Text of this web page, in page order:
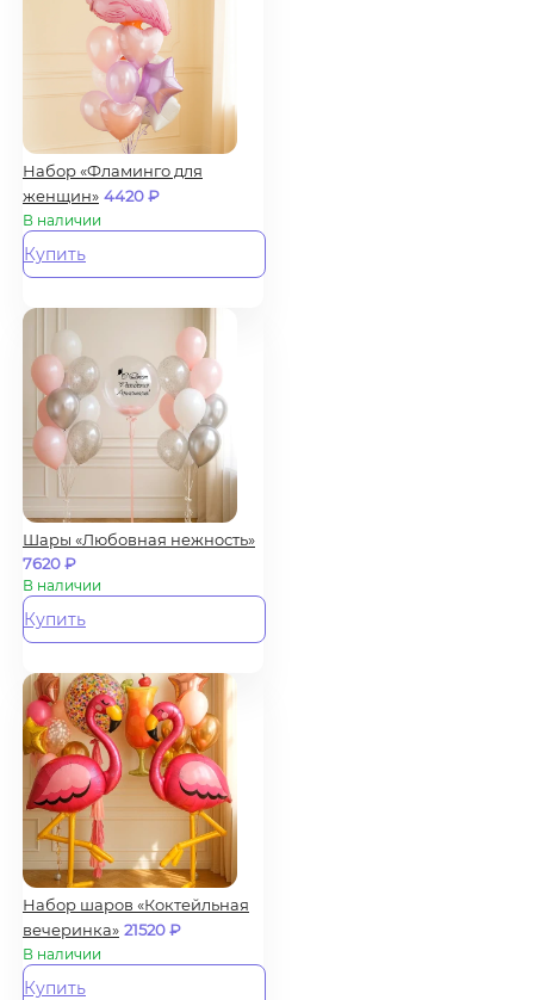
Набор «Фламинго для
женщин» 4420₽
В наличии
Купить
Шары «Любовная нежность»
7620₽
В наличии
Купить
Набор шаров «Коктейльная
вечеринка» 21520₽
В наличии
Купить